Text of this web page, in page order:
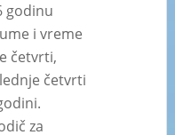
godinu
i vreme
četvrti,
četvrti
za